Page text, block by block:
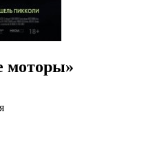
моторы»